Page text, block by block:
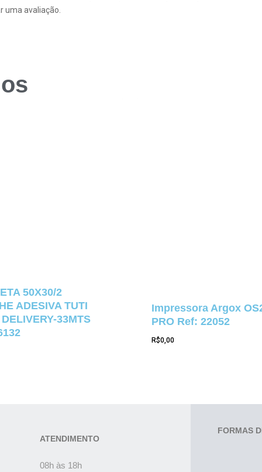
uma avaliação.
50X30/2
ADESIVA TUTI
33MTS
Impressora Argox
PRO Ref: 22052
R$0,00
ATENDIMENTO
08h às 18h
FORMAS